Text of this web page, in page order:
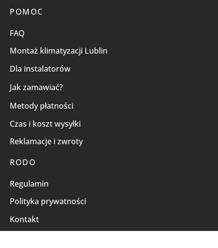
POMOC
FAQ
Montaż klimatyzacji Lublin
Dla instalatorów
Jak zamawiać?
Metody płatności
Czas i koszt wysyłki
Reklamacje i zwroty
RODO
Regulamin
Polityka prywatności
Kontakt